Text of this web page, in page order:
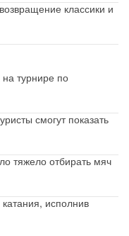
классики и
турнире по
смогут показать
тяжело отбирать мяч
исполнив